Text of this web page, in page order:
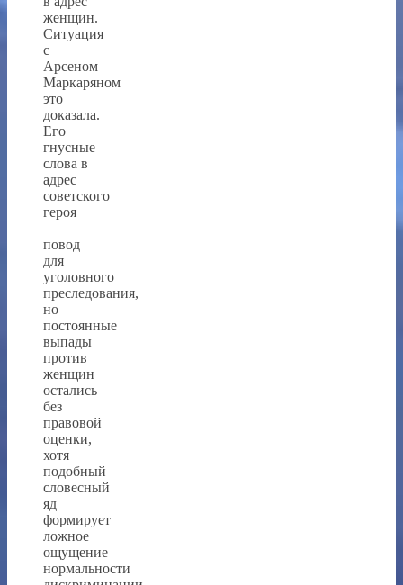
женщин.
Ситуация
с
Арсеном
Маркаряном
это
доказала.
Его
гнусные
слова в
адрес
советского
героя
—
повод
для
уголовного
преследования,
но
постоянные
выпады
против
женщин
остались
без
правовой
оценки,
хотя
подобный
словесный
яд
формирует
ложное
ощущение
нормальности